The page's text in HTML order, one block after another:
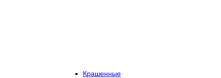
Крашенные